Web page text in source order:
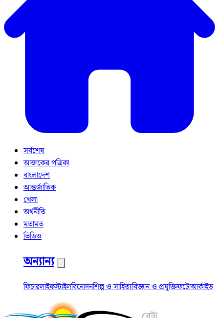
সর্বশেষ
আজকের পত্রিকা
বাংলাদেশ
আন্তর্জাতিক
খেলা
অর্থনীতি
মতামত
ভিডিও
অন্যান্য
ফিচারলাইফস্টাইলবিনোদনশিল্প ও সাহিত্যবিজ্ঞান ও প্রযুক্তিফটোআর্কাইভ